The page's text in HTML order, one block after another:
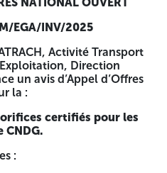
des plis, assortie d’un
(30) jours calendaires. 6.
des soumissionnaires qui
d’ouverture qui aura lieu à
Hassi R’mel, et à la date
d'ouverture COP ; Les
qui souhaitent
et d’examen des
qui sera adressée
EGA/INV/2025
Activité Transport
Direction
un avis d’Appel d’Offres
la :
certifiés pour les
CNDG.
: